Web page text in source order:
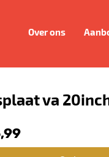
Over ons
va